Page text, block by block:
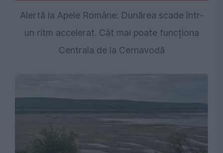
Alertă la Apele Române: Dunărea scade într-
un ritm accelerat. Cât mai poate funcționa
Centrala de la Cernavodă